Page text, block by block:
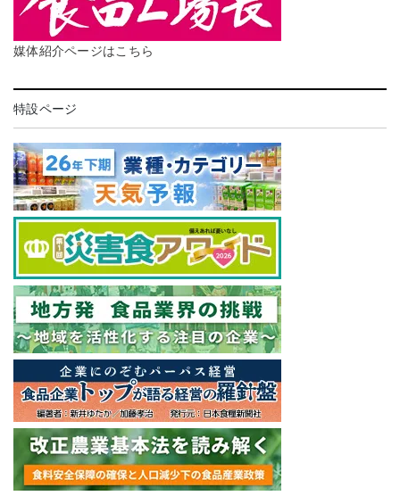
媒体紹介ページはこちら
特設ページ